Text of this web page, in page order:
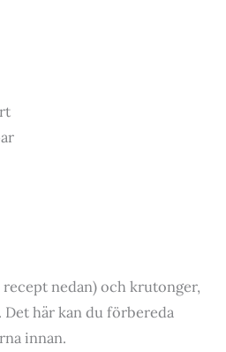
nedan) och krutonger,
här kan du förbereda
innan.